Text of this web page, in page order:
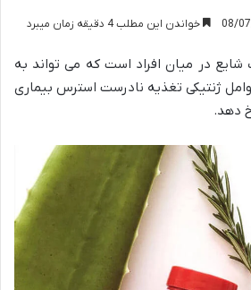
خواندن این مطلب 4 دقیقه زمان میبرد
در میان افراد است که می تواند به
ژنتیکی تغذیه نادرست استرس بیماری
دهد.